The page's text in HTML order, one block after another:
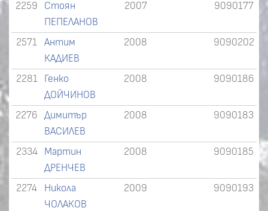
2259
Стоян
ПЕПЕЛАНОВ
2007 9090177
2571
Антим
КАДИЕВ
2008 9090202
2281
Генко
ДОЙЧИНОВ
2008 9090186
2276
Димитър
ВАСИЛЕВ
2008 9090183
2334
Мартин
ДРЕНЧЕВ
2008 9090185
2274
Никола
ЧОЛАКОВ
2009 9090193